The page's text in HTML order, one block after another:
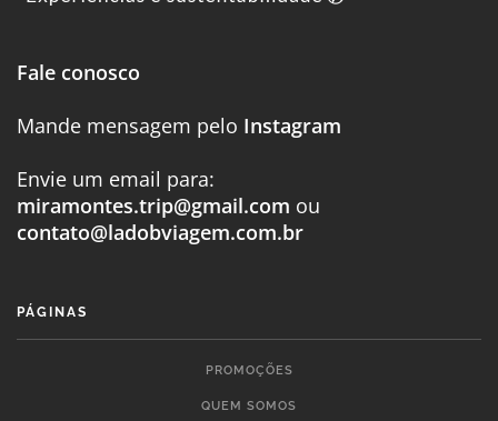
Fale conosco
Mande mensagem pelo Instagram
Envie um email para:
miramontes.trip@gmail.com ou
contato@ladobviagem.com.br
PÁGINAS
PROMOÇÕES
QUEM SOMOS